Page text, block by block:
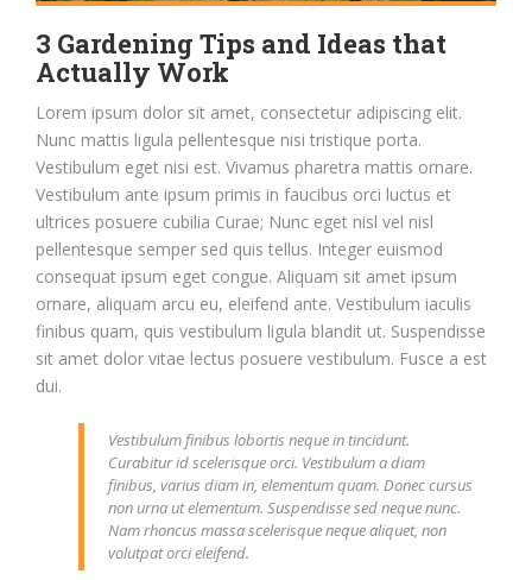
3 Gardening Tips and Ideas that
Actually Work
Lorem ipsum dolor sit amet, consectetur adipiscing elit.
Nunc mattis ligula pellentesque nisi tristique porta.
Vestibulum eget nisi est. Vivamus pharetra mattis ornare.
Vestibulum ante ipsum primis in faucibus orci luctus et
ultrices posuere cubilia Curae; Nunc eget nisl vel nisl
pellentesque semper sed quis tellus. Integer euismod
consequat ipsum eget congue. Aliquam sit amet ipsum
ornare, aliquam arcu eu, eleifend ante. Vestibulum iaculis
finibus quam, quis vestibulum ligula blandit ut. Suspendisse
sit amet dolor vitae lectus posuere vestibulum. Fusce a est
dui.
Vestibulum finibus lobortis neque in tincidunt.
Curabitur id scelerisque orci. Vestibulum a diam
finibus, varius diam in, elementum quam. Donec cursus
non urna ut elementum. Suspendisse sed neque nunc.
Nam rhoncus massa scelerisque neque aliquet, non
volutpat orci eleifend.